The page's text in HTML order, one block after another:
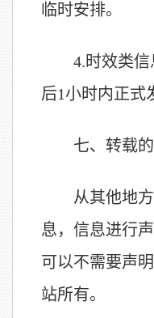
临时安排。
4.时效类
后1小时内正式
七、转载
从其他地
息，信息进行
可以不需要声
站所有。